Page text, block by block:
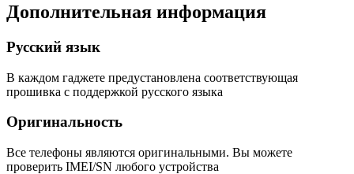
Дополнительная информация
Русский язык
В каждом гаджете предустановлена соответствующая
прошивка с поддержкой русского языка
Оригинальность
Все телефоны являются оригинальными. Вы можете
проверить IMEI/SN любого устройства